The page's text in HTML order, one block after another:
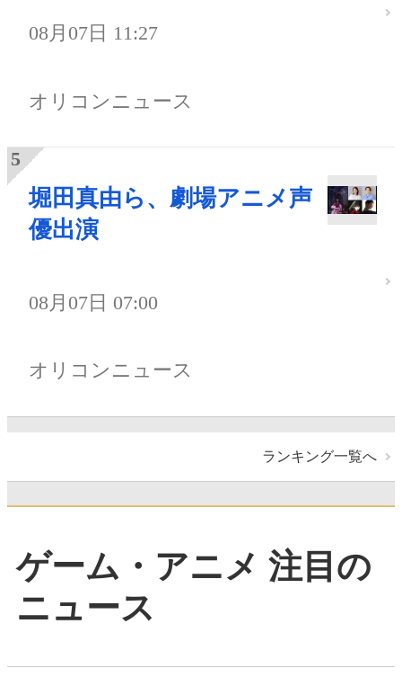
08月07日 11:27
オリコンニュース
堀田真由ら、劇場アニメ声
優出演
08月07日 07:00
オリコンニュース
ランキング一覧へ
ゲーム・アニメ 注目の
ニュース